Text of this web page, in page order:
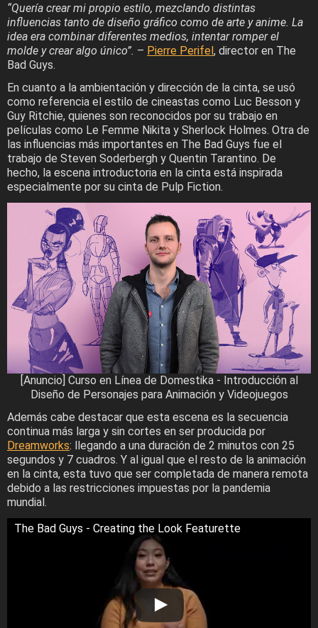
“Quería crear mi propio estilo, mezclando distintas
influencias tanto de diseño gráfico como de arte y anime. La
idea era combinar diferentes medios, intentar romper el
molde y crear algo único”. – Pierre Perifel, director en The
Bad Guys.
En cuanto a la ambientación y dirección de la cinta, se usó
como referencia el estilo de cineastas como Luc Besson y
Guy Ritchie, quienes son reconocidos por su trabajo en
películas como Le Femme Nikita y Sherlock Holmes. Otra de
las influencias más importantes en The Bad Guys fue el
trabajo de Steven Soderbergh y Quentin Tarantino. De
hecho, la escena introductoria en la cinta está inspirada
especialmente por su cinta de Pulp Fiction.
[Anuncio] Curso en Línea de Domestika - Introducción al
Diseño de Personajes para Animación y Videojuegos
Además cabe destacar que esta escena es la secuencia
continua más larga y sin cortes en ser producida por
Dreamworks: llegando a una duración de 2 minutos con 25
segundos y 7 cuadros. Y al igual que el resto de la animación
en la cinta, esta tuvo que ser completada de manera remota
debido a las restricciones impuestas por la pandemia
mundial.
The Bad Guys - Creating the Look Featurette